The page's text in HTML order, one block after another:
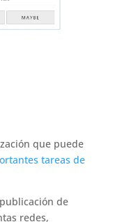
que puede
tareas de
de
redes,